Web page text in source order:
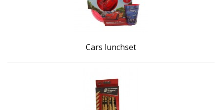
Cars lunchset